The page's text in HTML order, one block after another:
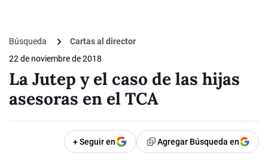
Búsqueda
Cartas al director
22 de noviembre de 2018
La Jutep y el caso de las hijas
asesoras en el TCA
+ Seguir en Agregar Búsqueda en